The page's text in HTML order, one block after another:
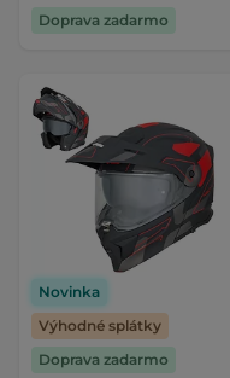
Doprava zadarmo
Novinka
Výhodné splátky
Doprava zadarmo